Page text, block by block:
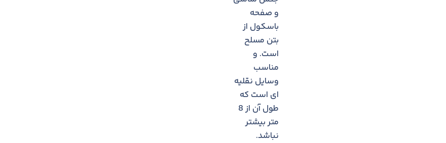
و صفحه
باسکول از
بتن مسلح
است. و
مناسب
وسایل نقلیه
ای است که
طول آن از 8
متر بیشتر
نباشد.